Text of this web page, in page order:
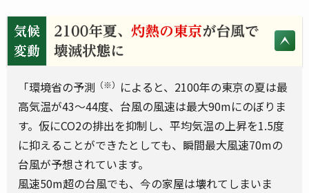
「環境省の予測 （※） によると、2100年の東京の夏は最
高気温が43～44度、台風の風速は最大90mにのぼりま
す。仮にCO2の排出を抑制し、平均気温の上昇を1.5度
に抑えることができたとしても、瞬間最大風速70mの
台風が予想されています。
風速50m超の台風でも、今の家屋は壊れてしまいま